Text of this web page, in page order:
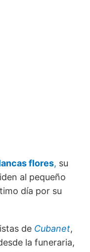
flores, su
al pequeño
día por su
de Cubanet,
la funeraria,